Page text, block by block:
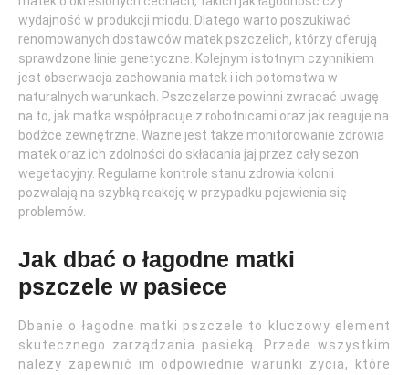
wydajność w produkcji miodu. Dlatego warto poszukiwać
renomowanych dostawców matek pszczelich, którzy oferują
sprawdzone linie genetyczne. Kolejnym istotnym czynnikiem
jest obserwacja zachowania matek i ich potomstwa w
naturalnych warunkach. Pszczelarze powinni zwracać uwagę
na to, jak matka współpracuje z robotnicami oraz jak reaguje na
bodźce zewnętrzne. Ważne jest także monitorowanie zdrowia
matek oraz ich zdolności do składania jaj przez cały sezon
wegetacyjny. Regularne kontrole stanu zdrowia kolonii
pozwalają na szybką reakcję w przypadku pojawienia się
problemów.
Jak dbać o łagodne matki
pszczele w pasiece
Dbanie o łagodne matki pszczele to kluczowy element
skutecznego zarządzania pasieką. Przede wszystkim
należy zapewnić im odpowiednie warunki życia, które